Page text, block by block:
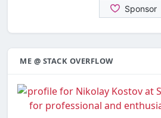
ME @ STACK OVERFLOW